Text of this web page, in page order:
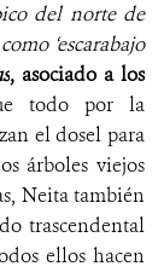
del norte de
‘escarabajo
, asociado a los
todo por la
el dosel para
árboles viejos
Neita también
trascendental
ellos hacen